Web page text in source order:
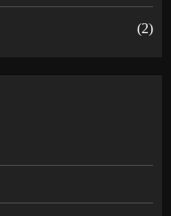
(2)